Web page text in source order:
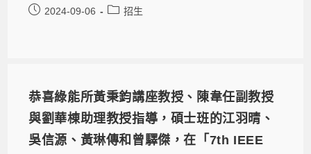
2024-09-06 招生
恭喜綠能所黃秉鈞講座教授、陳韋任副教授
與劉華棟助理教授指導，碩士班的江羽晴、
吳信源、黃琳傳和曾驛傑，在「7th IEEE